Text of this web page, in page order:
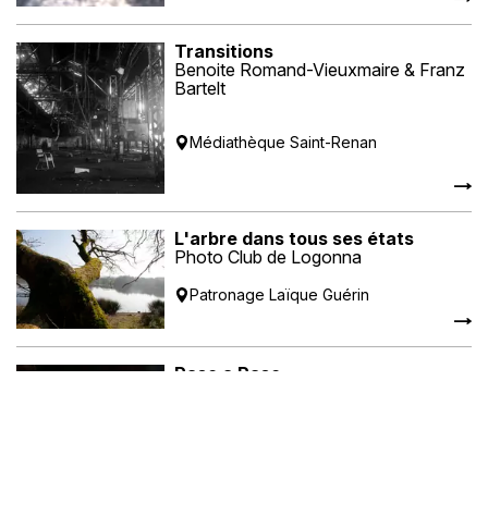
Transitions
Benoite Romand-Vieuxmaire & Franz
Bartelt
Médiathèque Saint-Renan
L'arbre dans tous ses états
Photo Club de Logonna
Patronage Laïque Guérin
Paso a Paso